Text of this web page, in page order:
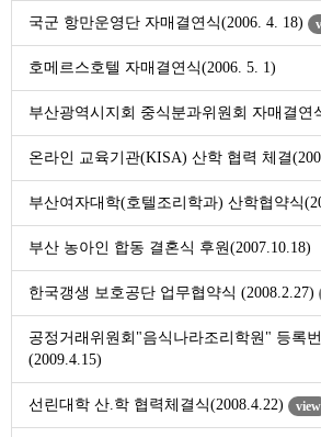
국군 항만운영단 자매결연식(2006. 4. 18)
호메르스호텔 자매결연식(2006. 5. 1)
부산광역시지회 중식분과위원회 자매결연
온라인 교육기관(KISA) 산학 협력 체결
부산여자대학(호텔조리학과) 산학협약식
부산 농아인 합동 결혼식 후원(2007.10.18)
한국갱생 보호공단 업무협약식 (2008.2.27)
공정거래위원회"음식나라조리학원" 등록번
(2009.4.15)
선린대학 산.학 협력체결식(2008.4.22) view